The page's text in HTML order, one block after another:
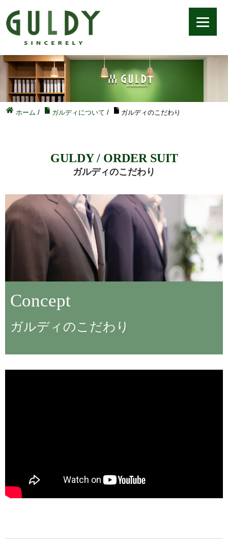
ホーム / ガルディについて / ガルディのこだわり
GULDY / ORDER SUIT
ガルディのこだわり
Concept
ガルディのこだわり